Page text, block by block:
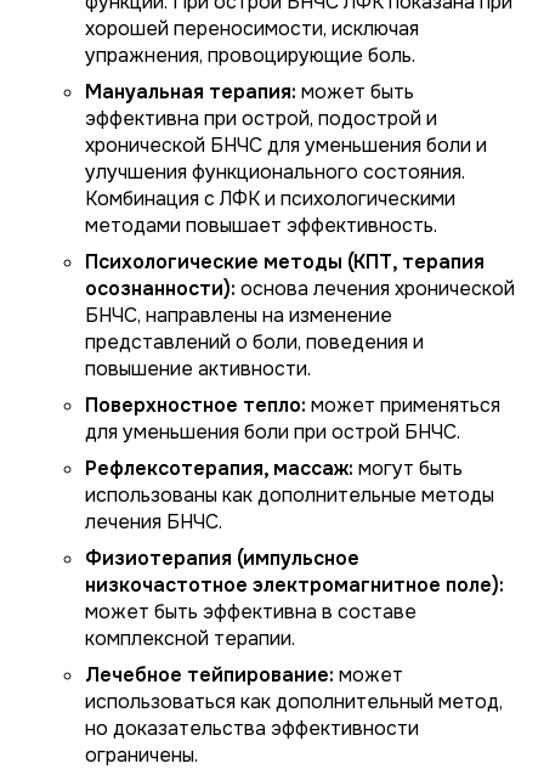
хорошей переносимости, исключая
упражнения, провоцирующие боль.
Мануальная терапия: может быть
эффективна при острой, подострой и
хронической БНЧС для уменьшения боли и
улучшения функционального состояния.
Комбинация с ЛФК и психологическими
методами повышает эффективность.
Психологические методы (КПТ, терапия
осознанности): основа лечения хронической
БНЧС, направлены на изменение
представлений о боли, поведения и
повышение активности.
Поверхностное тепло: может применяться
для уменьшения боли при острой БНЧС.
Рефлексотерапия, массаж: могут быть
использованы как дополнительные методы
лечения БНЧС.
Физиотерапия (импульсное
низкочастотное электромагнитное поле):
может быть эффективна в составе
комплексной терапии.
Лечебное тейпирование: может
использоваться как дополнительный метод,
но доказательства эффективности
ограничены.